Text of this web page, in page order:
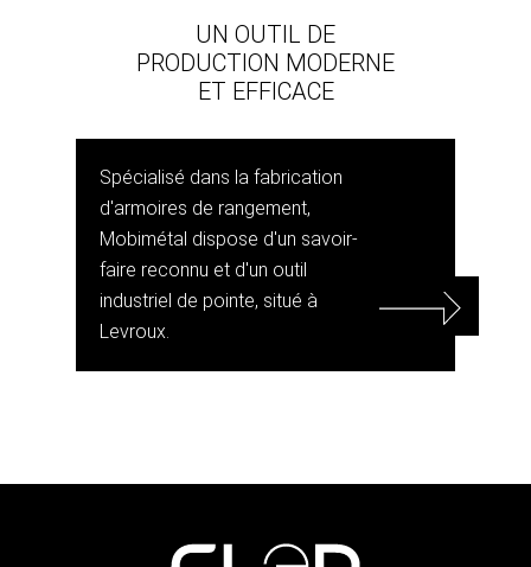
UN OUTIL DE
PRODUCTION MODERNE
ET EFFICACE
Spécialisé dans la fabrication
d'armoires de rangement,
Mobimétal dispose d'un savoir-
faire reconnu et d'un outil
industriel de pointe, situé à
Levroux.